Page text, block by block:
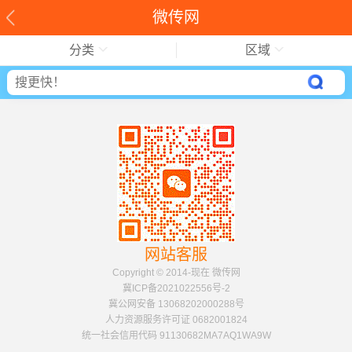
微传网
分类 区域
网站客服
Copyright © 2014-现在 微传网
冀ICP备2021022556号-2
冀公网安备 13068202000288号
人力资源服务许可证 0682001824
统一社会信用代码 91130682MA7AQ1WA9W